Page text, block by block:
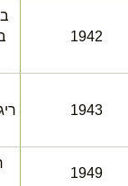
1942
1943
1949